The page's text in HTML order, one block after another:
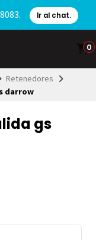
Ir al chat.
0
Retenedores
darrow
gs